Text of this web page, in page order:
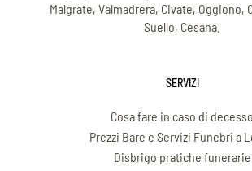
Malgrate, Valmadrera, Civate, Oggiono,
Suello, Cesana.
SERVIZI
Cosa fare in caso di decesso
Prezzi Bare e Servizi Funebri a
Disbrigo pratiche funerarie